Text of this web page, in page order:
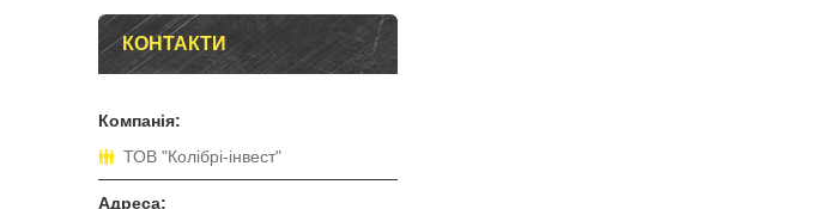
КОНТАКТИ
ТОВ "Колібрі-інвест"